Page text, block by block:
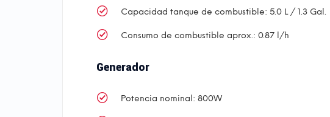
Capacidad tanque de combustible: 5.0 L / 1.3 Gal.
Consumo de combustible aprox.: 0.87 l/h
Generador
Potencia nominal: 800W